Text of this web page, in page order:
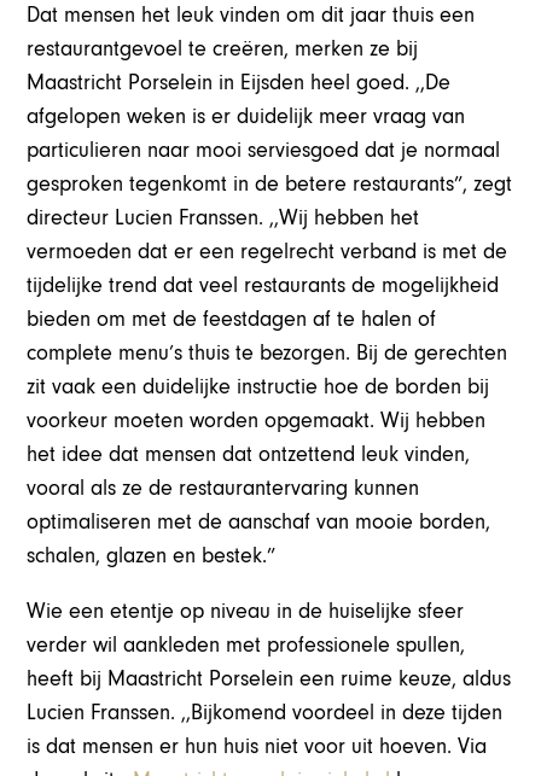
Dat mensen het leuk vinden om dit jaar thuis een
restaurantgevoel te creëren, merken ze bij
Maastricht Porselein in Eijsden heel goed. ,,De
afgelopen weken is er duidelijk meer vraag van
particulieren naar mooi serviesgoed dat je normaal
gesproken tegenkomt in de betere restaurants”, zegt
directeur Lucien Franssen. ,,Wij hebben het
vermoeden dat er een regelrecht verband is met de
tijdelijke trend dat veel restaurants de mogelijkheid
bieden om met de feestdagen af te halen of
complete menu’s thuis te bezorgen. Bij de gerechten
zit vaak een duidelijke instructie hoe de borden bij
voorkeur moeten worden opgemaakt. Wij hebben
het idee dat mensen dat ontzettend leuk vinden,
vooral als ze de restaurantervaring kunnen
optimaliseren met de aanschaf van mooie borden,
schalen, glazen en bestek.”
Wie een etentje op niveau in de huiselijke sfeer
verder wil aankleden met professionele spullen,
heeft bij Maastricht Porselein een ruime keuze, aldus
Lucien Franssen. ,,Bijkomend voordeel in deze tijden
is dat mensen er hun huis niet voor uit hoeven. Via